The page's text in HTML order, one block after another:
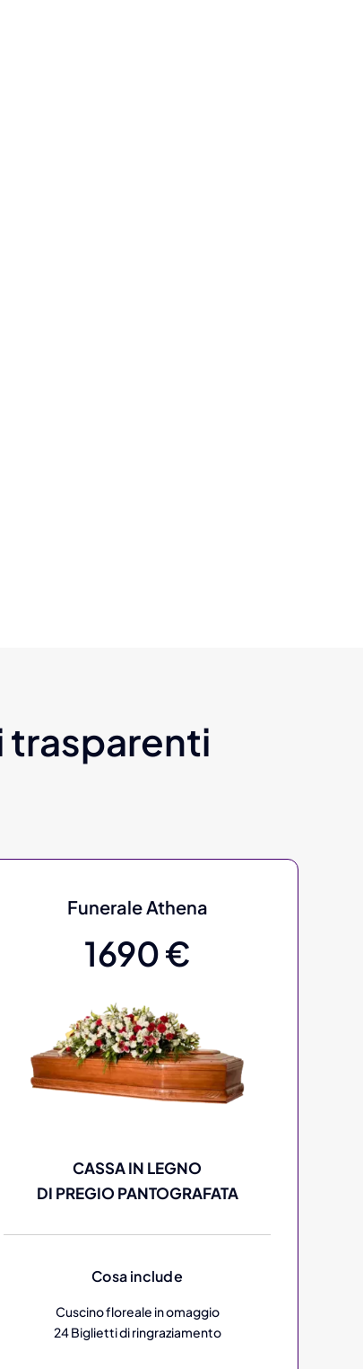
trasparenti
Funerale Athena
1690 €
CASSA IN LEGNO
DI PREGIO PANTOGRAFATA
Cosa include
Cuscino floreale in omaggio
24 Biglietti di ringraziamento